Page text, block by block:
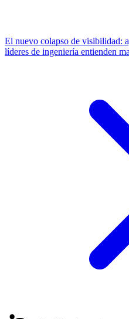
El nuevo colapso de visibilidad:
líderes de ingeniería entienden